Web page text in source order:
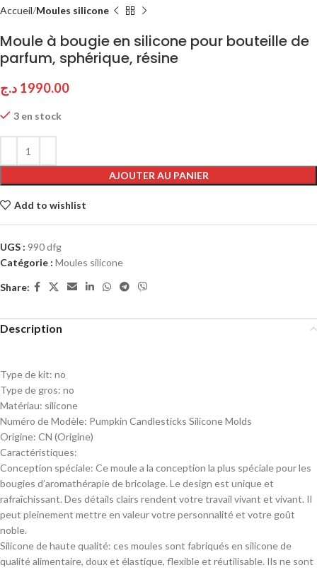
Accueil Moules silicone
Moule à bougie en silicone pour bouteille de
parfum, sphérique, résine
1990.00 د.ج
3 en stock
AJOUTER AU PANIER
Add to wishlist
UGS : 990 dfg
Catégorie : Moules silicone
Share:
Description
Type de kit: no
Type de gros: no
Matériau: silicone
Numéro de Modèle: Pumpkin Candlesticks Silicone Molds
Origine: CN (Origine)
Caractéristiques:
Conception spéciale: Ce moule a la conception la plus spéciale pour les
bougies d’aromathérapie de bricolage. Le design est unique et
rafraîchissant. Des détails clairs rendent votre travail vivant et vivant. Il
peut pleinement mettre en valeur votre personnalité et votre goût
noble.
Silicone de haute qualité: ces moules sont fabriqués en silicone de
qualité alimentaire, doux et élastique, flexible et réutilisable. Ils ne sont